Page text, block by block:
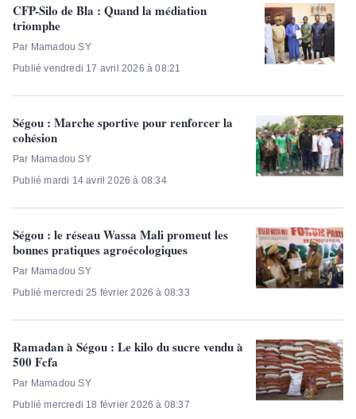
CFP-Silo de Bla : Quand la médiation
triomphe
Par Mamadou SY
Publié vendredi 17 avril 2026 à 08:21
Ségou : Marche sportive pour renforcer la
cohésion
Par Mamadou SY
Publié mardi 14 avril 2026 à 08:34
Ségou : le réseau Wassa Mali promeut les
bonnes pratiques agroécologiques
Par Mamadou SY
Publié mercredi 25 février 2026 à 08:33
Ramadan à Ségou : Le kilo du sucre vendu à
500 Fcfa
Par Mamadou SY
Publié mercredi 18 février 2026 à 08:37